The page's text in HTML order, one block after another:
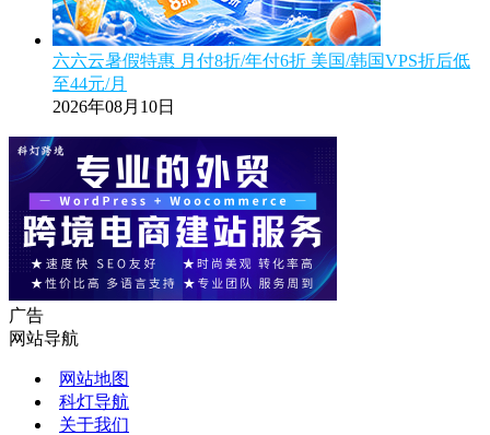
六六云暑假特惠 月付8折/年付6折 美国/韩国VPS折后低
至44元/月
2026年08月10日
广告
网站导航
网站地图
科灯导航
关于我们